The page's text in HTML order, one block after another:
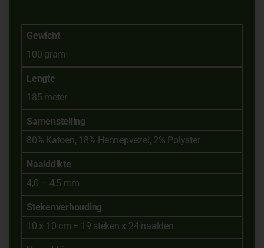
Gewicht
100 gram
Lengte
185 meter
Samenstelling
80% Katoen, 18% Hennepvezel, 2% Polyster
Naalddikte
4,0 – 4,5 mm
Stekenverhouding
10 x 10 cm = 19 steken x 24 naalden